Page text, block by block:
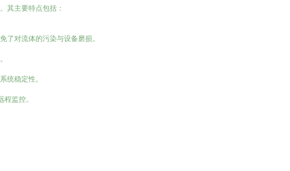
其主要特点包括：
了对流体的污染与设备磨损。
统稳定性。
监控。